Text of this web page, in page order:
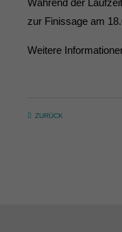
Während der
zur Finissage am
Weitere
ZURÜCK